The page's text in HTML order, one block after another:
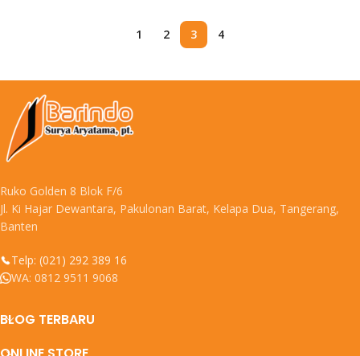
1 2 3 4
Ruko Golden 8 Blok F/6
Jl. Ki Hajar Dewantara, Pakulonan Barat, Kelapa Dua, Tangerang,
Banten
Telp: (021) 292 389 16
WA: 0812 9511 9068
BLOG TERBARU